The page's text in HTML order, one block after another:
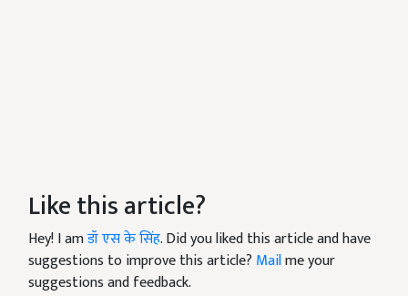
Like this article?
Hey! I amडॉ एस के सिंह. Did you liked this article and have
suggestions to improve this article? Mailme your
suggestions and feedback.